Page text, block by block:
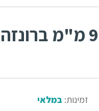
ידיות 15082 מרחק ברגים 96 מ"מ ברונזה
זמינות:במלאי